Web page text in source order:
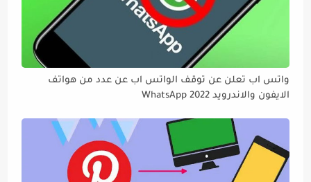
واتس اب تعلن عن توقف الواتس اب عن عدد من هواتف
الايفون والاندرويد WhatsApp 2022